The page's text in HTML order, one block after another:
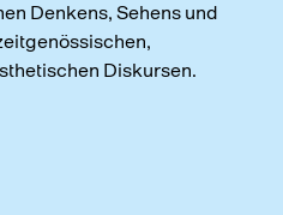
Denkens, Sehens und
Diskursen.